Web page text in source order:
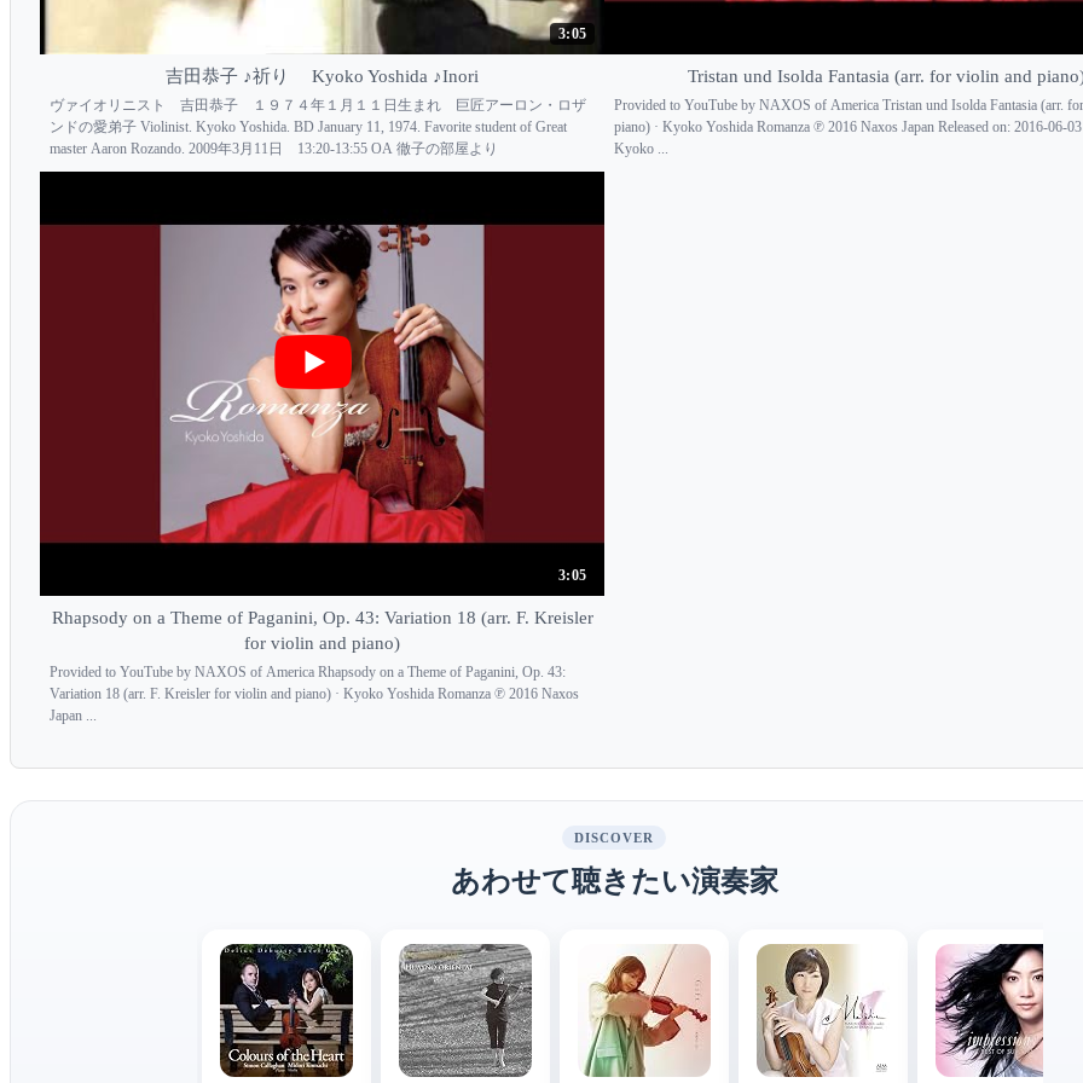
3:05
吉田恭子 ♪祈り Kyoko Yoshida ♪Inori
ヴァイオリニスト 吉田恭子 １９７４年１月１１日生まれ 巨匠アーロン・ロザ
ンドの愛弟子 Violinist. Kyoko Yoshida. BD January 11, 1974. Favorite student of Great
master Aaron Rozando. 2009年3月11日 13:20-13:55 OA 徹子の部屋より
Tristan und Isolda Fantasia (arr. for violin and
Provided to YouTube by NAXOS of America Tristan und Isolda Fantasia (arr.
piano) · Kyoko Yoshida Romanza ℗ 2016 Naxos Japan Released on: 2016-06-
Kyoko ...
3:05
Rhapsody on a Theme of Paganini, Op. 43: Variation 18 (arr. F. Kreisler
for violin and piano)
Provided to YouTube by NAXOS of America Rhapsody on a Theme of Paganini, Op. 43:
Variation 18 (arr. F. Kreisler for violin and piano) · Kyoko Yoshida Romanza ℗ 2016 Naxos
Japan ...
DISCOVER
あわせて聴きたい演奏家